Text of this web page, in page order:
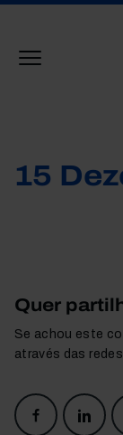
15
Quer
Se achou este
através das